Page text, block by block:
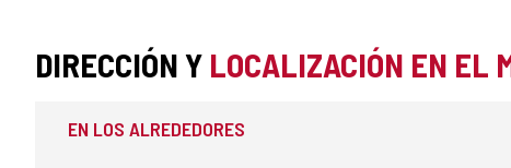
DIRECCIÓN Y LOCALIZACIÓN EN EL
EN LOS ALREDEDORES